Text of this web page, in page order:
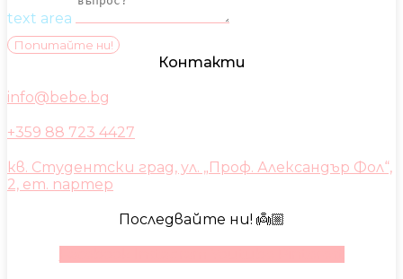
text area
Попитайте ни!
Контакти
info@bebe.bg
+359 88 723 4427
кв. Студентски град, ул. „Проф. Александър Фол“,
2, ет. партер
Последвайте ни! 👼🏼